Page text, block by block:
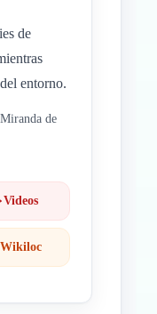
de
entorno.
de
Videos
Wikiloc